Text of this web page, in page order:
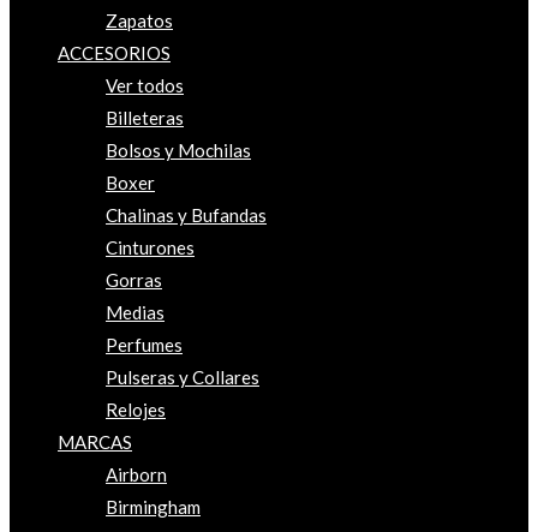
Zapatos
ACCESORIOS
Ver todos
Billeteras
Bolsos y Mochilas
Boxer
Chalinas y Bufandas
Cinturones
Gorras
Medias
Perfumes
Pulseras y Collares
Relojes
MARCAS
Airborn
Birmingham